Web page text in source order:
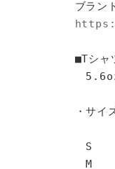
ブラン
■Tシャ
・サイ
身
S
M